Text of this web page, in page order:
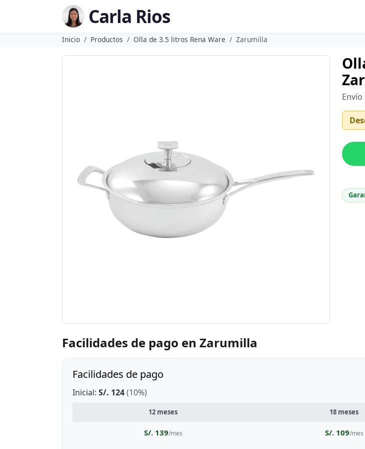
Carla Rios
Inicio Productos Olla de 3.5 litros Rena Ware Zarumilla
Facilidades de pago en Zarumilla
Facilidades de pago
Inicial: S/. 124(10%)
12 meses 18 meses
S/. 139/mes S/. 109/mes